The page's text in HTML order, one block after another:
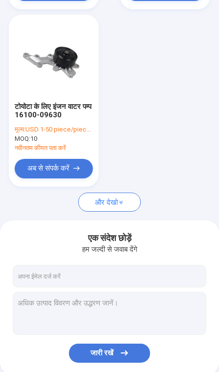
कार स्टीयरिंग रैक
कार ऑयल टैंक रिप्लेसमेंट
टोयोटा के लिए इंजन वाटर पम्प
16100-09630
मूल्य:USD 1-50 piece/pieces
MOQ:10
नवीनतम कीमत पता करें
अब से संपर्क करें
और देखो
एक संदेश छोड़ें
हम जल्दी से जवाब देंगे
जारी रखें